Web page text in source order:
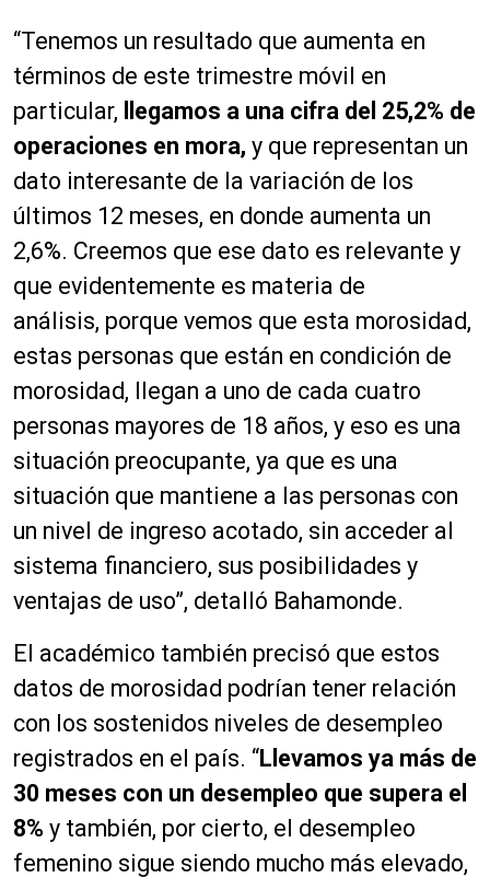
“Tenemos un resultado que aumenta en
términos de este trimestre móvil en
particular,
llegamos a una cifra del 25,2% de
operaciones en mora, y que representan un
dato interesante de la variación de los
últimos 12 meses, en donde aumenta un
2,6%. Creemos que ese dato es relevante y
que evidentemente es materia de
análisis, porque vemos que esta morosidad,
estas personas que están en condición de
morosidad, llegan a uno de cada cuatro
personas mayores de 18 años, y eso es una
situación preocupante, ya que es una
situación que mantiene a las personas con
un nivel de ingreso acotado, sin acceder al
sistema financiero, sus posibilidades y
ventajas de uso”, detalló Bahamonde.
El académico también precisó que estos
datos de morosidad podrían tener relación
con los sostenidos niveles de desempleo
registrados en el país. “Llevamos ya más de
30 meses con un desempleo que supera el
8% y también, por cierto, el desempleo
femenino sigue siendo mucho más elevado,